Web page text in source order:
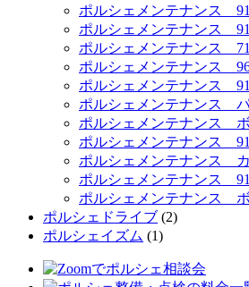
ポルシェメンテナンス
ポルシェメンテナンス
ポルシェメンテナンス
ポルシェメンテナンス
ポルシェメンテナンス
ポルシェメンテナンス
ポルシェメンテナンス
ポルシェメンテナンス
ポルシェメンテナンス
ポルシェメンテナンス
ポルシェメンテナンス
ポルシェドライブ (2)
ポルシェイズム (1)